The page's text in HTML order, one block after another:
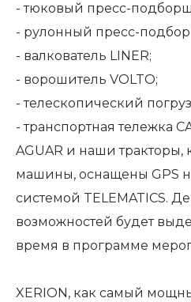
-тюковый пресс-
- рулонный пресс-
- валкователь LINER;
- ворошитель VOLTO;
-телескопический
-транспортная тележка
AGUAR и наши тракторы,
машины, оснащены GPS
системой TELEMATICS.
возможностей будет
время в программе
XERION , как самый